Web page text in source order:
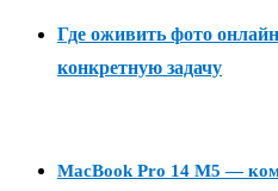
Где оживить фото
конкретную задачу
MacBook Pro 14 M5 —